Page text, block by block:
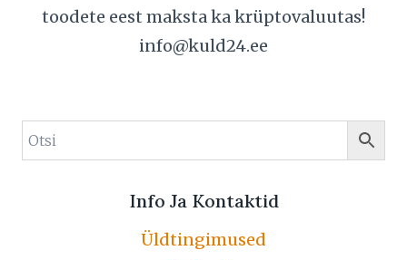
toodete eest maksta ka krüptovaluutas!
info@kuld24.ee
Info Ja Kontaktid
Üldtingimused